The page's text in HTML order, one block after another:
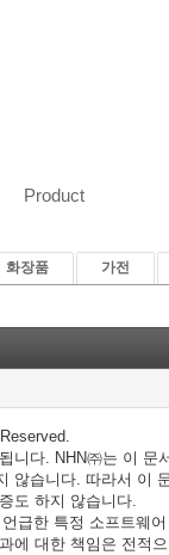
Product
화장품 가전
니다. NHN㈜는 이
않습니다. 따라서 이
도 하지 않습니다.
급한 특정 소프트웨
에 대한 책임은 전적